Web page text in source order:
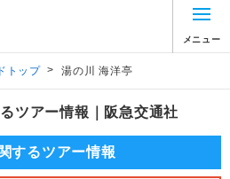
メニュー
トップ > 湯の川 海洋亭
ツアー情報｜阪急交通社
するツアー情報